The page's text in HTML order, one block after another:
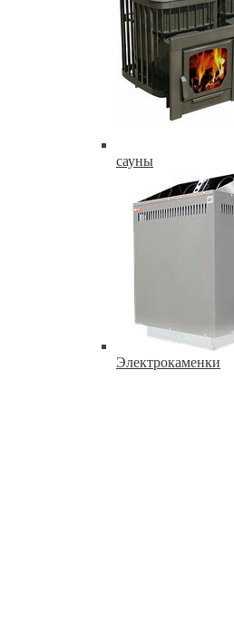
сауны
Электрокаменки